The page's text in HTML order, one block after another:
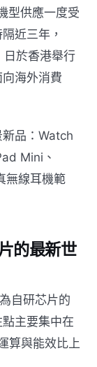
型供應一度受
近三年，
於香港舉行
海外消費
品：Watch
Mini、
無線耳機範
的最新世
自研芯片的
主要集中在
算與能效比上